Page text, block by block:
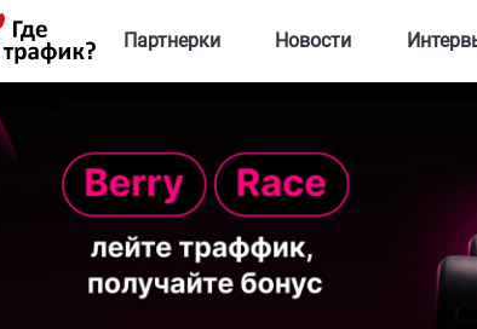
Партнерки Новости